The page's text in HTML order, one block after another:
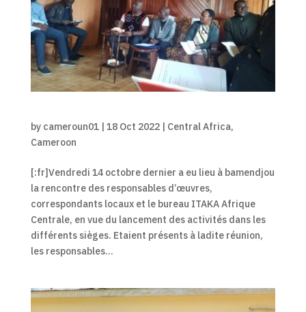
by cameroun01| 18 Oct 2022| Central Africa,
Cameroon
[:fr]Vendredi 14 octobre dernier a eu lieu à bamendjou
la rencontre des responsables d’œuvres,
correspondants locaux et le bureau ITAKA Afrique
Centrale, en vue du lancement des activités dans les
différents sièges. Etaient présents à ladite réunion,
les responsables...